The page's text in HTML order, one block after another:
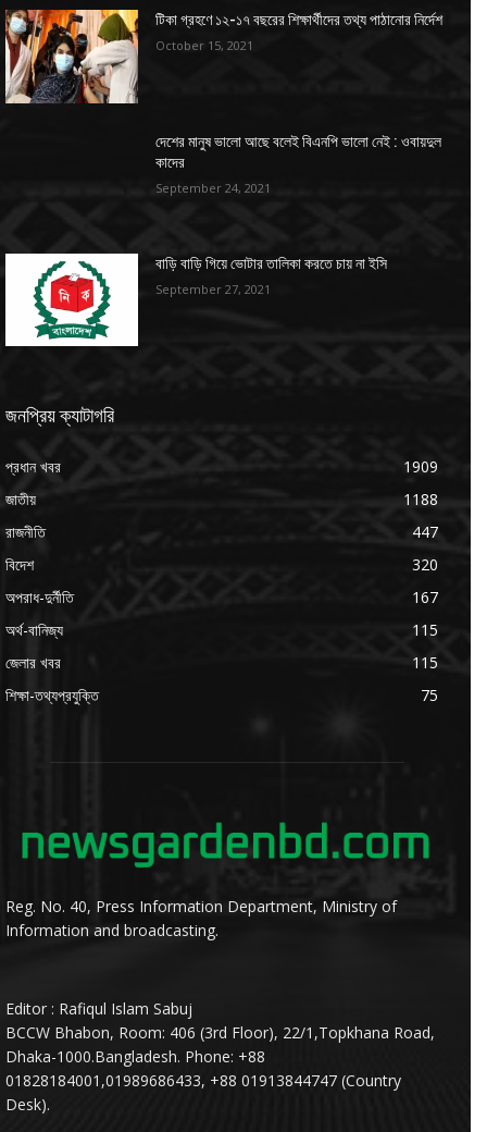
টিকা গ্রহণে ১২-১৭ বছরের শিক্ষার্থীদের তথ্য পাঠানোর নির্দেশ
October 15, 2021
দেশের মানুষ ভালো আছে বলেই বিএনপি ভালো নেই : ওবায়দুল
কাদের
September 24, 2021
বাড়ি বাড়ি গিয়ে ভোটার তালিকা করতে চায় না ইসি
September 27, 2021
জনপ্রিয় ক্যাটাগরি
প্রধান খবর
1909
জাতীয়
1188
রাজনীতি
447
বিদেশ
320
অপরাধ-দুর্নীতি
167
অর্থ-বানিজ্য
115
জেলার খবর
115
শিক্ষা-তথ্যপ্রযুক্তি
75
Reg. No. 40, Press Information Department, Ministry of
Information and broadcasting.
Editor : Rafiqul Islam Sabuj
BCCW Bhabon, Room: 406 (3rd Floor), 22/1,Topkhana Road,
Dhaka-1000.Bangladesh. Phone: +88
01828184001,01989686433, +88 01913844747 (Country
Desk).